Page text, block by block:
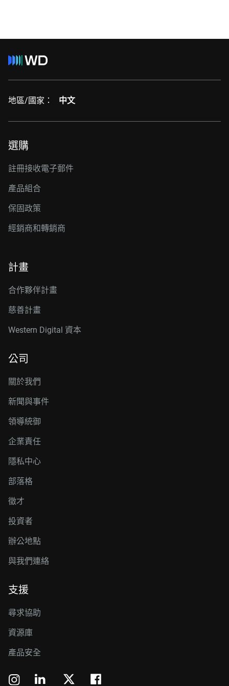
地區/國家： 中文
選購
註冊接收電子郵件
產品組合
保固政策
經銷商和轉銷商
計畫
合作夥伴計畫
慈善計畫
Western Digital 資本
公司
關於我們
新聞與事件
領導統御
企業責任
隱私中心
部落格
徵才
投資者
辦公地點
與我們連絡
支援
尋求協助
資源庫
產品安全